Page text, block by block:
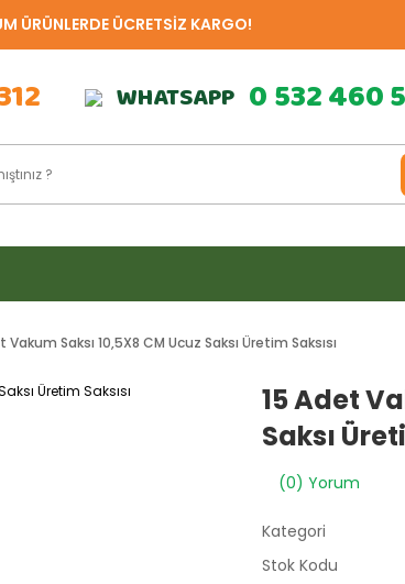
ÜRÜNLERDE ÜCRETSİZ KARGO!
WHATSAPP 0 532 460
Vakum Saksı 10,5X8 CM Ucuz Saksı Üretim Saksısı
15 Adet
Saksı
(0) Yorum
Kategori
Stok Kodu